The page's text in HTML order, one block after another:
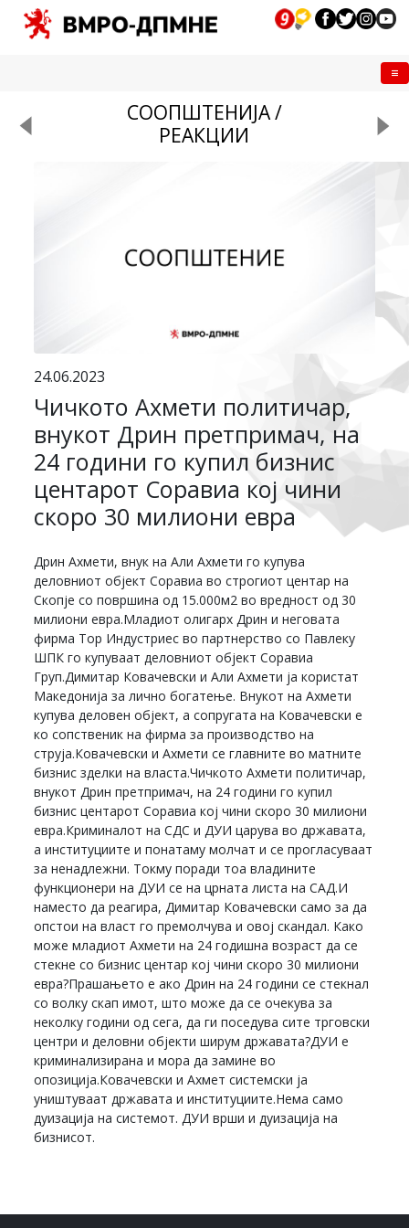
СООПШТЕНИЈА /
РЕАКЦИИ
24.06.2023
Чичкото Ахмети политичар,
внукот Дрин претпримач, на
24 години го купил бизнис
центарот Соравиа кој чини
скоро 30 милиони евра
Дрин Ахмети, внук на Али Ахмети го купува
деловниот објект Соравиа во строгиот центар на
Скопје со површина од 15.000м2 во вредност од 30
милиони евра.Младиот олигарх Дрин и неговата
фирма Тор Индустриес во партнерство со Павлеку
ШПК го купуваат деловниот објект Соравиа
Груп.Димитар Ковачевски и Али Ахмети ја користат
Македонија за лично богатење. Внукот на Ахмети
купува деловен објект, а сопругата на Ковачевски е
ко сопственик на фирма за производство на
струја.Ковачевски и Ахмети се главните во матните
бизнис зделки на власта.Чичкото Ахмети политичар,
внукот Дрин претпримач, на 24 години го купил
бизнис центарот Соравиа кој чини скоро 30 милиони
евра.Криминалот на СДС и ДУИ царува во државата,
а институциите и понатаму молчат и се прогласуваат
за ненадлежни. Токму поради тоа владините
функционери на ДУИ се на црната листа на САД.И
наместо да реагира, Димитар Ковачевски само за да
опстои на власт го премолчува и овој скандал. Како
може младиот Ахмети на 24 годишна возраст да се
стекне со бизнис центар кој чини скоро 30 милиони
евра?Прашањето е ако Дрин на 24 години се стекнал
со волку скап имот, што може да се очекува за
неколку години од сега, да ги поседува сите трговски
центри и деловни објекти ширум државата?ДУИ е
криминализирана и мора да замине во
опозиција.Ковачевски и Ахмет системски ја
уништуваат државата и институциите.Нема само
дуизација на системот. ДУИ врши и дуизација на
бизнисот.